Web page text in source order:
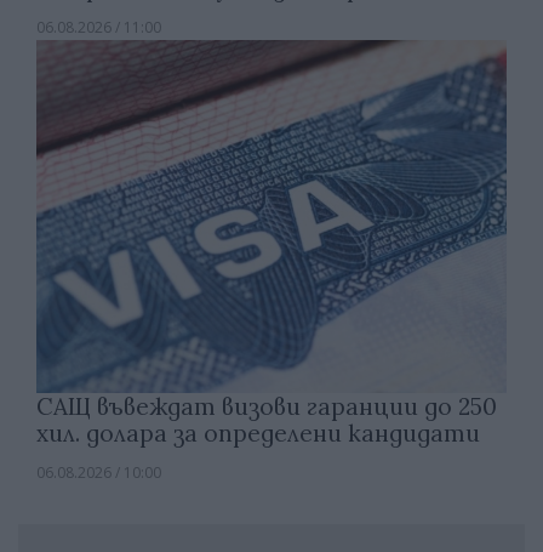
06.08.2026 / 11:00
САЩ въвеждат визови гаранции до 250
хил. долара за определени кандидати
06.08.2026 / 10:00